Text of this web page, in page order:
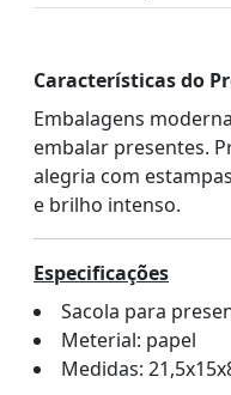
Características do
Embalagens
embalar presentes.
alegria com
e brilho intenso.
Especificações
Sacola para
Meterial: papel
Medidas: